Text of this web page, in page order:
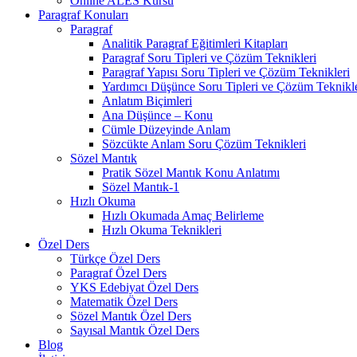
Paragraf Konuları
Paragraf
Analitik Paragraf Eğitimleri Kitapları
Paragraf Soru Tipleri ve Çözüm Teknikleri
Paragraf Yapısı Soru Tipleri ve Çözüm Teknikleri
Yardımcı Düşünce Soru Tipleri ve Çözüm
Anlatım Biçimleri
Ana Düşünce – Konu
Cümle Düzeyinde Anlam
Sözcükte Anlam Soru Çözüm Teknikleri
Sözel Mantık
Pratik Sözel Mantık Konu Anlatımı
Sözel Mantık-1
Hızlı Okuma
Hızlı Okumada Amaç Belirleme
Hızlı Okuma Teknikleri
Özel Ders
Türkçe Özel Ders
Paragraf Özel Ders
YKS Edebiyat Özel Ders
Matematik Özel Ders
Sözel Mantık Özel Ders
Sayısal Mantık Özel Ders
Blog